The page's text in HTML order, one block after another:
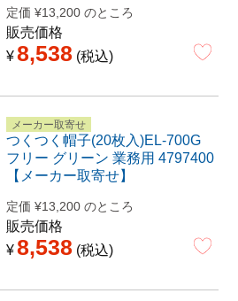
定価 ¥13,200 のところ
販売価格
¥8,538 税込
メーカー取寄せ
つくつく帽子(20枚入)EL-700G
フリー グリーン 業務用 4797400
【メーカー取寄せ】
定価 ¥13,200 のところ
販売価格
¥8,538 税込